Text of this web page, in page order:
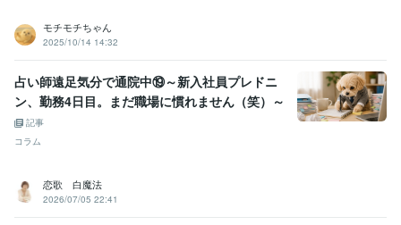
モチモチちゃん
2025/10/14 14:32
占い師遠足気分で通院中⑲～新入社員プレドニ
ン、勤務4日目。まだ職場に慣れません（笑）～
記事
コラム
恋歌 白魔法
2026/07/05 22:41